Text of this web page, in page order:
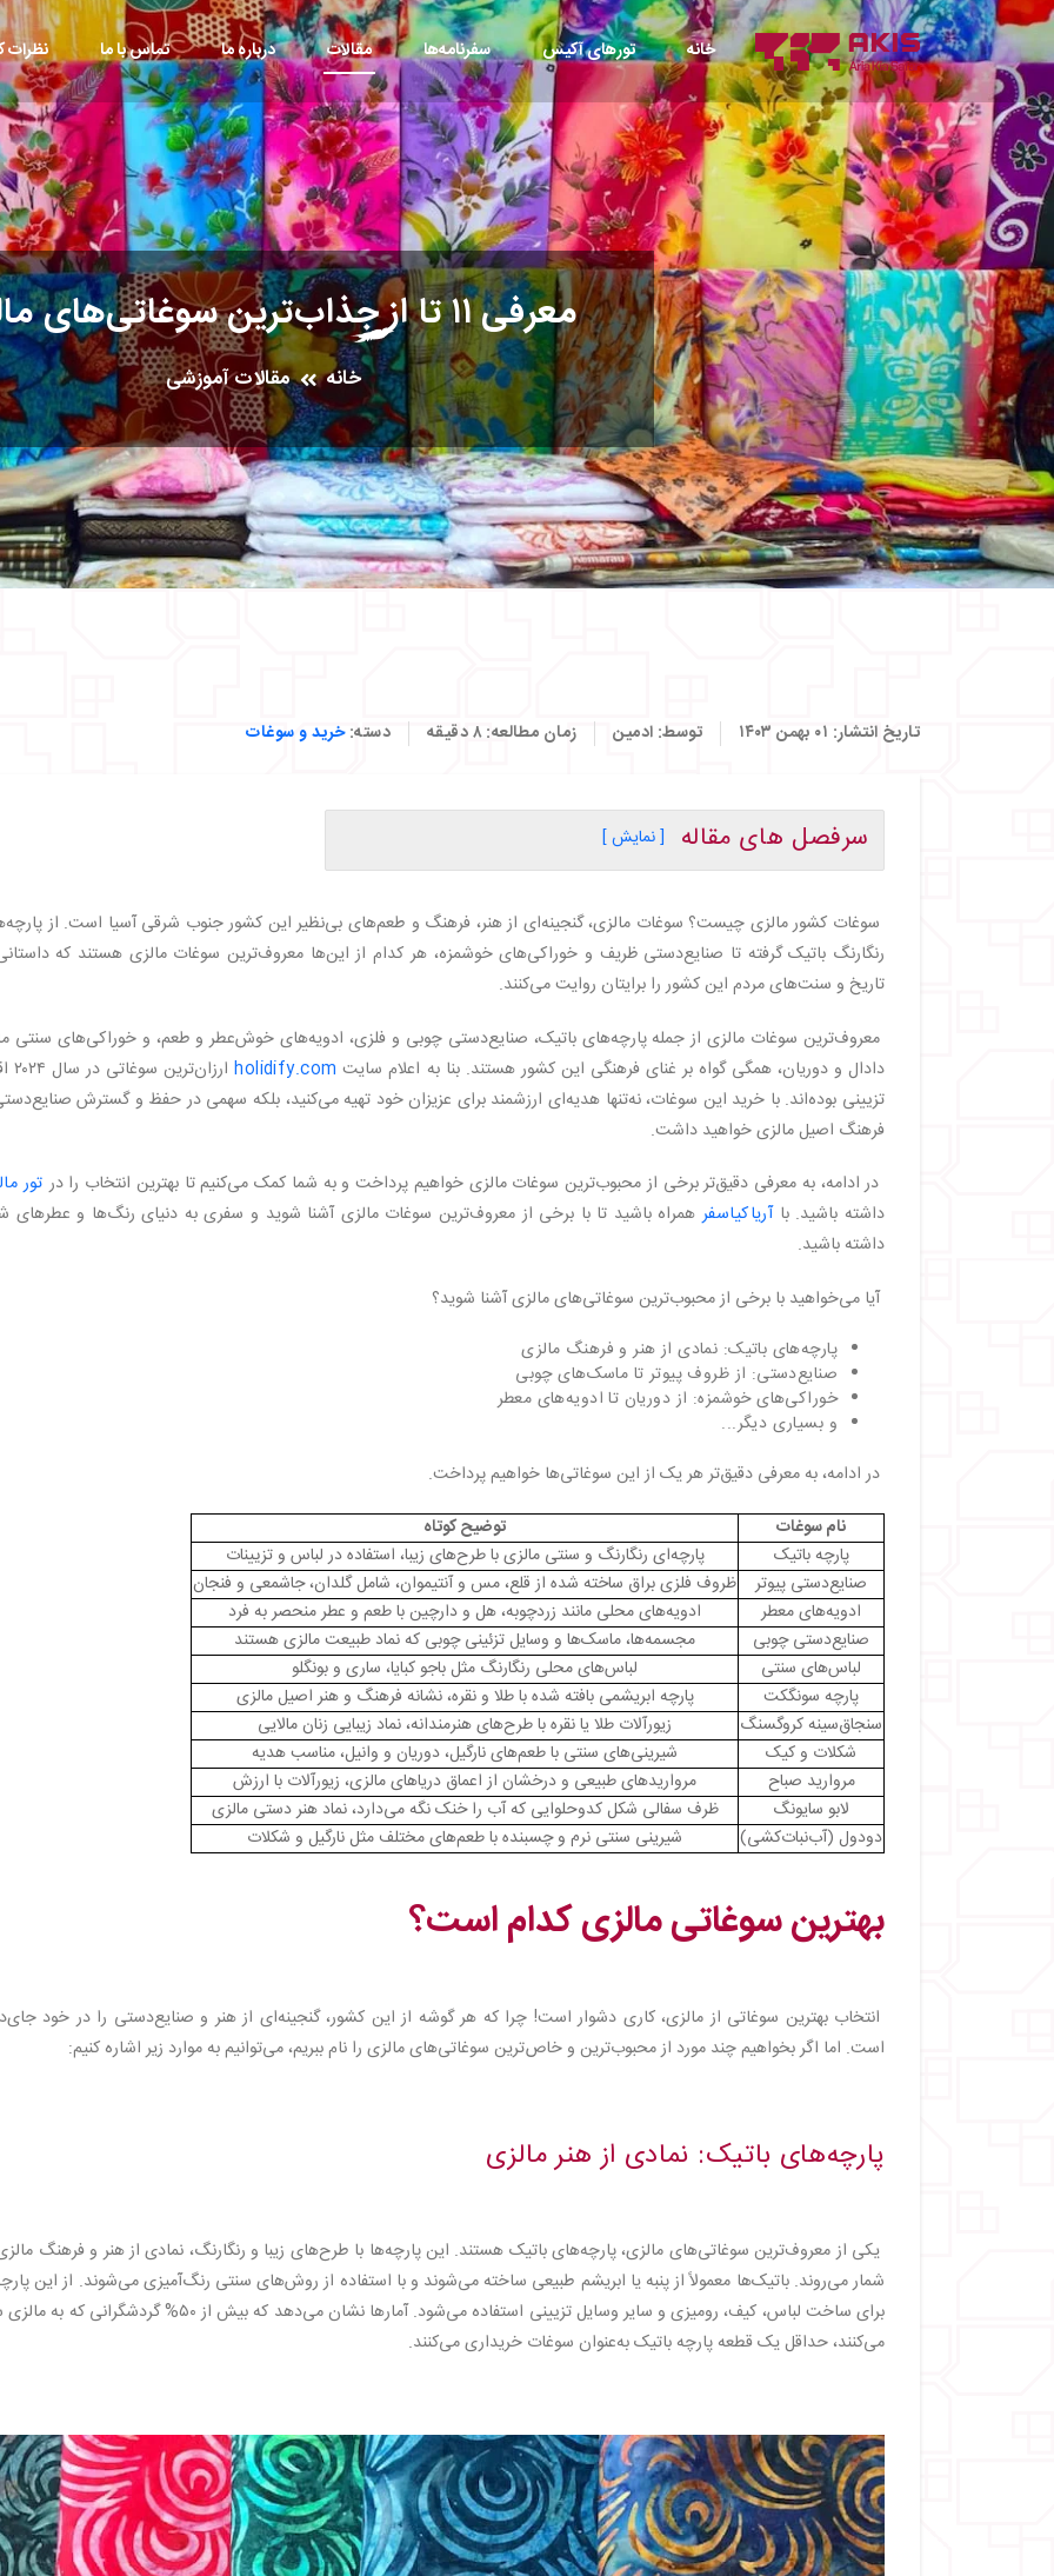
خانه تورهای آکیس سفرنامه‌ها مقالات درباره ما تماس با ما نظرات
معرفی ۱۱ تا از جذاب‌ترین سوغاتی‌های مالزی
خانه مقالات آموزشی
تاریخ انتشار: ۰۱ بهمن ۱۴۰۳ توسط: ادمین زمان مطالعه:۸دقیقه دسته:خرید و سوغات
سرفصل های مقاله
[ نمایش ]
・بهترین سوغاتی مالزی کدام است؟
・
پارچه‌های باتیک: نمادی از هنر مالزی
・
صنایع‌دستی پیوتر: ظروفی با درخشش فلزی
・ ادویه‌های معطر: طعم‌های فراموش‌نشدنی
・ صنایع‌دستی چوبی: یادگاری‌هایی از طبیعت
・لباس‌های سنتی: مد مالزیایی
・
پارچه سونگکت؛ نگینی درخشان در میان سوغات مالزی
・ سنجاق‌سینه کروگسنگ (Cucuk Sanggul)؛ از زیباترین سوغات مالزی
・شکلات و کیک (Chocolates and Cakes)؛ از لذیذترین سوغات مالزی
・ مروارید صباح (Sabah Pearls)؛ زیباترین سوغات مالزی
・
لابو سایونگ (Labu Sayong)؛ سوغات مالزی
・
آب‌نبات‌کشی مالزی – dodol؛ یک سوغاتی خوشمزه مالزی
・
پر طرف‌دارترین سوغات مالزی از نگاه گردشگران
بهترین مراکز خرید مالزی برای خرید محبوب‌ترین سوغات مالزی
・کوالالامپور (Kuala Lumpur)
・لنکاوی (Langkawi)
・ نکاتی برای خرید سوغاتی در مالزی
・ سخن پایانی
سوغات کشور مالزی چیست؟ سوغات مالزی، گنجینه‌ای از هنر، فرهنگ و طعم‌های بی‌نظیر این کشور جنوب شرقی آسیا است. از
رنگارنگ باتیک گرفته تا صنایع‌دستی ظریف و خوراکی‌های خوشمزه، هر کدام از این‌ها معروف‌ترین سوغات مالزی هستند که
تاریخ و سنت‌های مردم این کشور را برایتان روایت می‌کنند.
معروف‌ترین سوغات مالزی از جمله پارچه‌های باتیک، صنایع‌دستی چوبی و فلزی، ادویه‌های خوش‌عطر و طعم، و خوراکی‌های سنتی
دادال و دوریان، همگی گواه بر غنای فرهنگی این کشور هستند. بنا به اعلام سایت holidify.com
تزیینی بوده‌اند. با خرید این سوغات، نه‌تنها هدیه‌ای ارزشمند برای عزیزان خود تهیه می‌کنید، بلکه سهمی در حفظ و گسترش
فرهنگ اصیل مالزی خواهید داشت.
در ادامه، به معرفی دقیق‌تر برخی از محبوب‌ترین سوغات مالزی خواهیم پرداخت و به شما کمک می‌کنیم تا بهترین انتخاب‌ را در تور
داشته باشید. باآریاکیاسفرهمراه باشید تا با برخی از معروف‌ترین سوغات مالزی آشنا شوید و سفری به دنیای رنگ‌ها و عطرهای
داشته باشید.
آیا می‌خواهید با برخی از محبوب‌ترین سوغاتی‌های مالزی آشنا شوید؟
پارچه‌های باتیک: نمادی از هنر و فرهنگ مالزی
صنایع‌دستی: از ظروف پیوتر تا ماسک‌های چوبی
خوراکی‌های خوشمزه: از دوریان تا ادویه‌های معطر
و بسیاری دیگر...
در ادامه، به معرفی دقیق‌تر هر یک از این سوغاتی‌ها خواهیم پرداخت.
نام سوغات
توضیح کوتاه
پارچه باتیک
پارچه‌ای رنگارنگ و سنتی مالزی با طرح‌های زیبا، استفاده در لباس و تزیینات
صنایع‌دستی پیوتر
ظروف فلزی براق ساخته شده از قلع، مس و آنتیموان، شامل گلدان، جاشمعی و فنجان
ادویه‌های معطر
ادویه‌های محلی مانند زردچوبه، هل و دارچین با طعم و عطر منحصر به فرد
صنایع‌دستی چوبی
مجسمه‌ها، ماسک‌ها و وسایل تزئینی چوبی که نماد طبیعت مالزی هستند
لباس‌های سنتی
لباس‌های محلی رنگارنگ مثل باجو کبایا، ساری و بونگلو
پارچه سونگکت
پارچه ابریشمی بافته شده با طلا و نقره، نشانه فرهنگ و هنر اصیل مالزی
سنجاق‌سینه کروگسنگ
زیورآلات طلا یا نقره با طرح‌های هنرمندانه، نماد زیبایی زنان مالایی
شکلات و کیک
شیرینی‌های سنتی با طعم‌های نارگیل، دوریان و وانیل، مناسب هدیه
مروارید صباح
مرواریدهای طبیعی و درخشان از اعماق دریاهای مالزی، زیورآلات با ارزش
لابو سایونگ
ظرف سفالی شکل کدوحلوایی که آب را خنک نگه می‌دارد، نماد هنر دستی مالزی
دودول (آب‌نبات‌کشی)
شیرینی سنتی نرم و چسبنده با طعم‌های مختلف مثل نارگیل و شکلات
بهترین سوغاتی مالزی کدام است؟
انتخاب بهترین سوغاتی از مالزی، کاری دشوار است! چرا که هر گوشه از این کشور، گنجینه‌ای از هنر و صنایع‌دستی را در خود
است. اما اگر بخواهیم چند مورد از محبوب‌ترین و خاص‌ترین سوغاتی‌های مالزی را نام ببریم، می‌توانیم به موارد زیر اشاره کنیم:
پارچه‌های باتیک: نمادی از هنر مالزی
یکی از معروف‌ترین سوغاتی‌های مالزی، پارچه‌های باتیک هستند. این پارچه‌ها با طرح‌های زیبا و رنگارنگ، نمادی از هنر و فرهنگ
شمار می‌روند. باتیک‌ها معمولاً از پنبه یا ابریشم طبیعی ساخته می‌شوند و با استفاده از روش‌های سنتی رنگ‌آمیزی می‌شوند. از این
برای ساخت لباس، کیف، رومیزی و سایر وسایل تزیینی استفاده می‌شود. آمارها نشان می‌دهد که بیش از ۵۰%
می‌کنند، حداقل یک قطعه پارچه باتیک به‌عنوان سوغات خریداری می‌کنند.